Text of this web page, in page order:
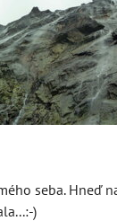
seba. Hneď
)